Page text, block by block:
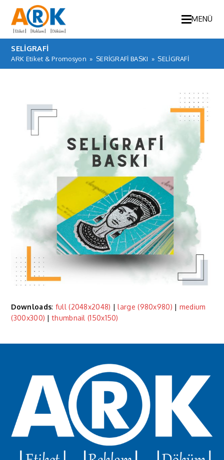
MENÜ
SELİGRAFİ
ARK Etiket & Promosyon » SERİGRAFİ BASKI » SELİGRAFİ
Downloads: full (2048x2048) |large (980x980) | medium
(300x300) |thumbnail (150x150)